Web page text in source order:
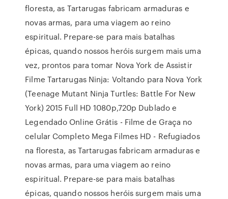
floresta, as Tartarugas fabricam armaduras e
novas armas, para uma viagem ao reino
espiritual. Prepare-se para mais batalhas
épicas, quando nossos heróis surgem mais uma
vez, prontos para tomar Nova York de Assistir
Filme Tartarugas Ninja: Voltando para Nova York
(Teenage Mutant Ninja Turtles: Battle For New
York) 2015 Full HD 1080p,720p Dublado e
Legendado Online Grátis - Filme de Graça no
celular Completo Mega Filmes HD - Refugiados
na floresta, as Tartarugas fabricam armaduras e
novas armas, para uma viagem ao reino
espiritual. Prepare-se para mais batalhas
épicas, quando nossos heróis surgem mais uma